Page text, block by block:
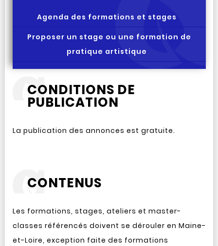
Agenda des formations et stages
Proposer un stage ou une formation de
pratique artistique
CONDITIONS DE
PUBLICATION
La publication des annonces est gratuite.
CONTENUS
Les formations, stages, ateliers et master-
classes référencés doivent se dérouler en Maine-
et-Loire, exception faite des formations